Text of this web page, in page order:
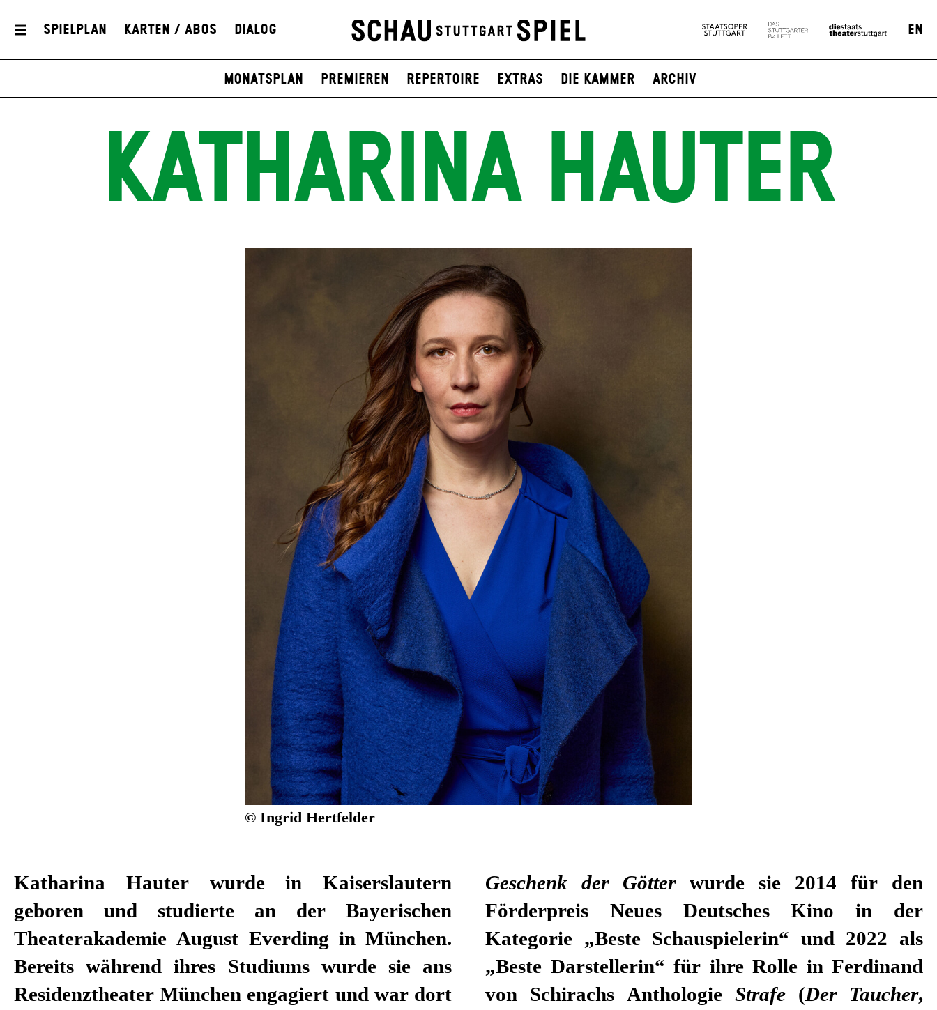
Spielplan Karten / Abos Dialog EN
Monatsplan Premieren Repertoire Extras Die Kammer Archiv
KATHARINA HAUTER
© Ingrid Hertfelder
Katharina Hauter wurde in Kaiserslautern
geboren und studierte an der Bayerischen
Theaterakademie August Everding in München.
Bereits während ihres Studiums wurde sie ans
Residenztheater München engagiert und war dort
Geschenk der Götterwurde sie 2014 für den
Förderpreis Neues Deutsches Kino in der
Kategorie „Beste Schauspielerin“ und 2022 als
„Beste Darstellerin“ für ihre Rolle in Ferdinand
von Schirachs Anthologie Strafe (Der Taucher,